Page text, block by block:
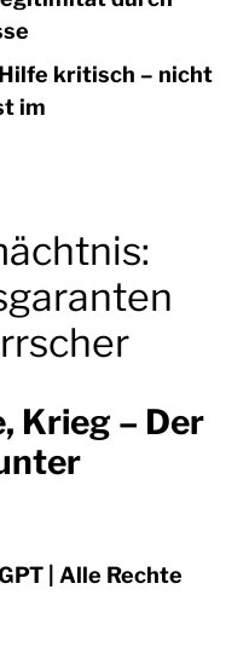
kritisch – nicht
im
Krieg – Der
| Alle Rechte